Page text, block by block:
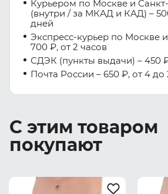
Курьером по Москве и
(внутри / за МКАД и КАД) –
дней
Экспресс-курьер по Москве
700 ₽, от 2 часов
СДЭК (пункты выдачи) – 450
Почта России – 650 ₽, от 4 до
С этим товаром
покупают